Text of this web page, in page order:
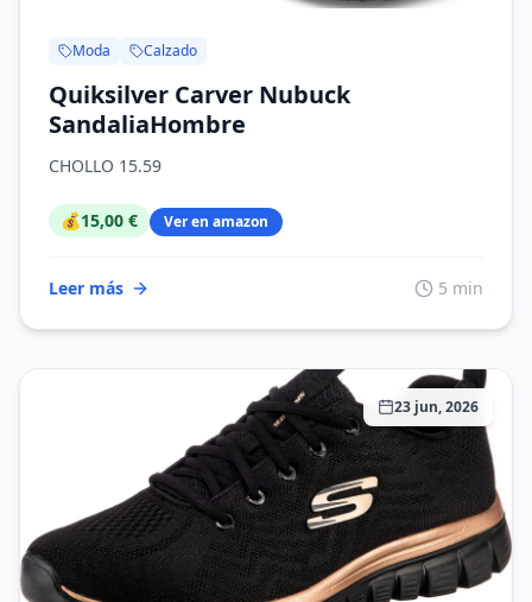
Moda Calzado
Quiksilver Carver Nubuck
SandaliaHombre
CHOLLO 15.59
💰15,00 € Ver en amazon
Leer más 5 min
23 jun, 2026